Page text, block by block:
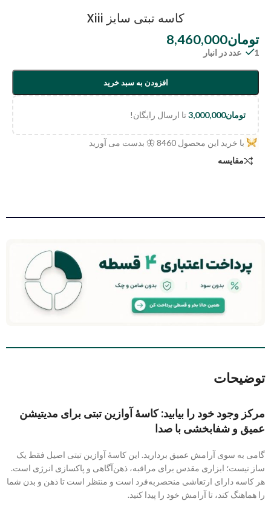
کاسه تبتی سایز Xiii
تومان8,460,000
1 عدد در انبار
افزودن به سبد خرید
تومان3,000,000تا ارسال رایگان!
با خرید این محصول 8460 🦋 بدست می آورید
مقایسه
توضیحات
مرکز وجود خود را بیابید: کاسهٔ آوازین تبتی برای مدیتیشن
عمیق و شفابخشی با صدا
گامی به سوی آرامش عمیق بردارید. این کاسهٔ آوازین تبتی اصیل فقط یک
ساز نیست؛ ابزاری مقدس برای مراقبه، ذهن‌آگاهی و پاکسازی انرژی است.
هر کاسه دارای ارتعاشی منحصربه‌فرد است و منتظر است تا ذهن و بدن شما
را هماهنگ کند، تا آرامش خود را پیدا کنید.